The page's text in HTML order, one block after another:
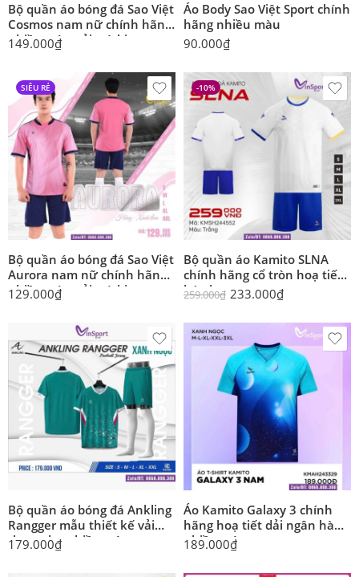
Bộ quần áo bóng đá Sao Việt
Cosmos nam nữ chính hãng
nhiều màu vải mè kim
149.000₫
Áo Body Sao Việt Sport chính
hãng nhiều màu
90.000₫
SIÊU RẺ
Bộ quần áo bóng đá Sao Việt
Aurora nam nữ chính hãng
nhiều màu vải mè kim
129.000₫
-10%
Bộ quần áo Kamito SLNA
chính hãng cổ tròn hoạ tiết
búp hoa
259.000₫ 233.000₫
Bộ quần áo bóng đá Ankling
Rangger mẫu thiết kế vải
thun nhẹ nhiều màu
179.000₫
Áo Kamito Galaxy 3 chính
hãng hoạ tiết dải ngân hà
nhiều màu
189.000₫